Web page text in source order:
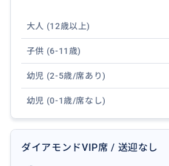
大人 (12歳以上)
子供 (6-11歳)
幼児 (2-5歳/席あり)
幼児 (0-1歳/席なし)
ダイアモンドVIP席 / 送迎なし